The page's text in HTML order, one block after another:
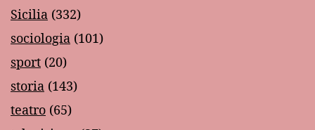
Sicilia (332)
sociologia (101)
sport (20)
storia (143)
teatro (65)